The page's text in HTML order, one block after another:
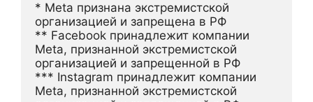
* Meta признана экстремистской
организацией и запрещена в РФ
** Facebook принадлежит компании
Meta, признанной экстремистской
организацией и запрещенной в РФ
*** Instagram принадлежит компании
Meta, признанной экстремистской